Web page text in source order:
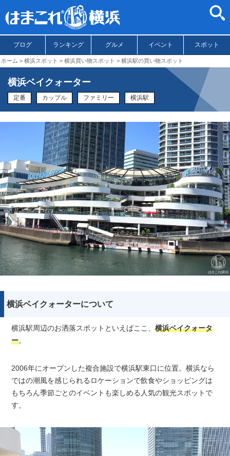
ブログ ランキング グルメ イベント スポット
ホーム 横浜スポット 横浜買い物スポット 横浜駅の買い物スポット
横浜ベイクォーター
定番 カップル ファミリー 横浜駅
横浜ベイクォーターについて
横浜駅周辺のお洒落スポットといえばここ、横浜ベイクォータ
ー。
2006年にオープンした複合施設で横浜駅東口に位置。横浜なら
ではの潮風を感じられるロケーションで飲食やショッピングは
もちろん季節ごとのイベントも楽しめる人気の観光スポットで
す。